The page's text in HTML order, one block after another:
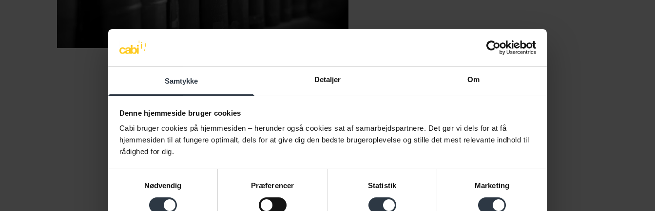
Samtykke Detaljer Om
Denne hjemmeside bruger cookies
Cabi bruger cookies på hjemmesiden – herunder også cookies sat af samarbejdspartnere. Det gør vi dels for at få
hjemmesiden til at fungere optimalt, dels for at give dig den bedste brugeroplevelse og stille det mest relevante indhold til
rådighed for dig.
Nødvendig
Præferencer Statistik Marketing
Har du spørgsmål?
| Denne service er gratis for dig, fordi Cabi får offentlige midler på finansloven |